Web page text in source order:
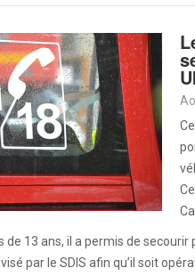
de 13 ans, il a permis de
par le SDIS afin qu’il soit